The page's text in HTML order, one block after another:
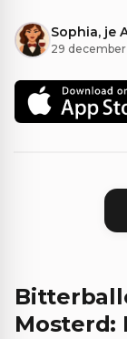
Sophia, je
29
Mosterd: